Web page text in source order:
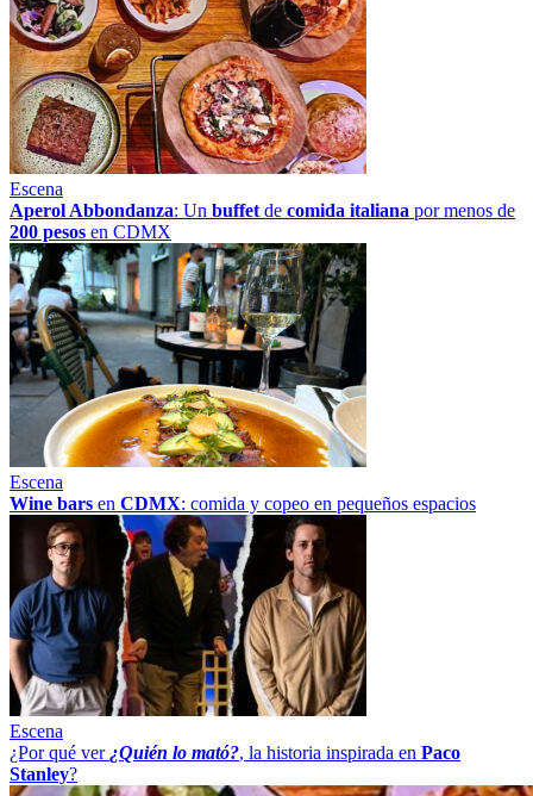
Escena
Aperol Abbondanza: Un buffet de comida italiana por menos de
200 pesos en CDMX
Escena
Wine bars en CDMX: comida y copeo en pequeños espacios
Escena
¿Por qué ver ¿Quién lo mató?, la historia inspirada en Paco
Stanley?